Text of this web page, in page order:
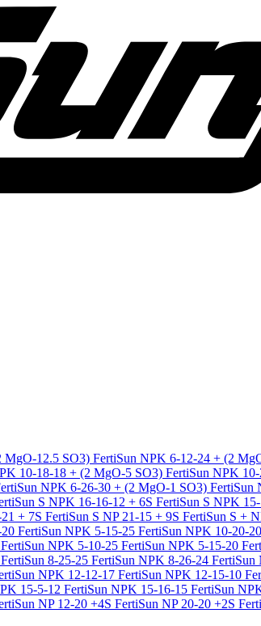
MgO-12.5 SO3) FertiSun NPK 6-12-24 + (2
10-18-18 + (2 MgO-5 SO3) FertiSun NPK
NPK 6-26-30 + (2 MgO-1 SO3) FertiSun
S NPK 16-16-12 + 6S FertiSun S NPK
+ 7S FertiSun S NP 21-15 + 9S FertiSun S +
FertiSun NPK 5-15-25 FertiSun NPK 10-20-20
FertiSun NPK 5-10-25 FertiSun NPK 5-15-20
FertiSun 8-25-25 FertiSun NPK 8-26-24 FertiSun
NPK 12-12-17 FertiSun NPK 12-15-10
15-5-12 FertiSun NPK 15-16-15 FertiSun
NP 12-20 +4S FertiSun NP 20-20 +2S